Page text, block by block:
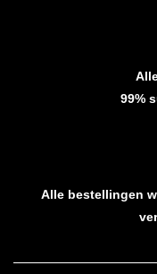
99%
Alle bestellingen